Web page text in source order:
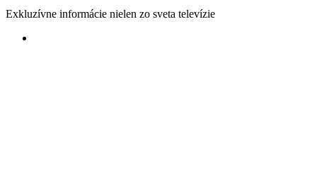
Exkluzívne informácie nielen zo sveta televízie